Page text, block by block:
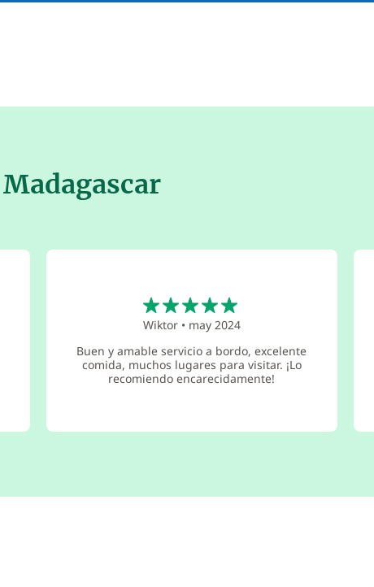
Wiktor• may 2024
Buen y amable servicio a bordo, excelente
comida, muchos lugares para visitar. ¡Lo
recomiendo encarecidamente!